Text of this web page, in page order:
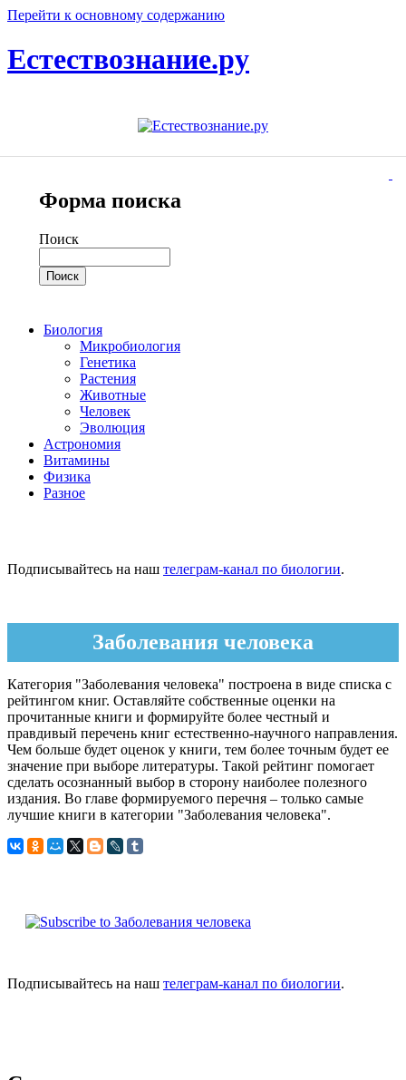
Перейти к основному содержанию
Естествознание.ру
Форма поиска
Поиск
Биология
Микробиология
Генетика
Растения
Животные
Человек
Эволюция
Астрономия
Витамины
Физика
Разное
Подписывайтесь на наш телеграм-канал по биологии.
Заболевания человека
Категория "Заболевания человека" построена в виде списка с
рейтингом книг. Оставляйте собственные оценки на
прочитанные книги и формируйте более честный и
правдивый перечень книг естественно-научного направления.
Чем больше будет оценок у книги, тем более точным будет ее
значение при выборе литературы. Такой рейтинг помогает
сделать осознанный выбор в сторону наиболее полезного
издания. Во главе формируемого перечня – только самые
лучшие книги в категории "Заболевания человека".
Подписывайтесь на наш телеграм-канал по биологии.